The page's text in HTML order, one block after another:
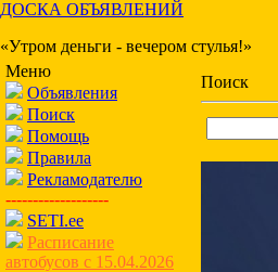
ДОСКА ОБЪЯВЛЕНИЙ
«Утром деньги - вечером стулья!»
Меню
Объявления
Поиск
Помощь
Правила
Рекламодателю
-------------------
SETI.ee
Расписание
автобусов с 15.04.2026
Поиск